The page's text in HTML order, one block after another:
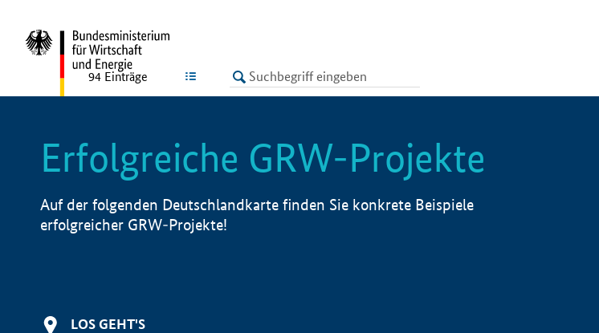
LISTE
94 Einträge
Erfolgreiche GRW-Projekte
Auf der folgenden Deutschlandkarte finden Sie konkrete Beispiele
erfolgreicher GRW-Projekte!
LOS GEHT'S